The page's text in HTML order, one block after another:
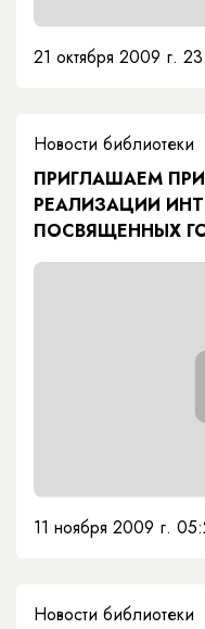
21 октября 2009 г.
Новости библиотеки
ПРИГЛАШАЕМ
РЕАЛИЗАЦИИ
ПОСВЯЩЕННЫХ
11 ноября 2009 г.
Новости библиотеки